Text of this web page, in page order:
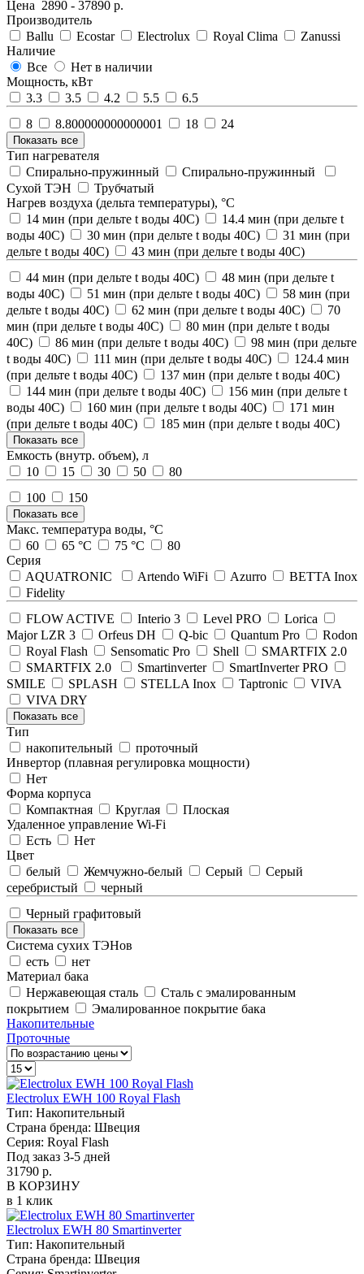
Цена 2890 - 37890 р.
Производитель
Ballu
Ecostar Electrolux Royal Clima
Zanussi
Наличие
Все
Нет в наличии
Мощность, кВт
3.3
3.5 4.2 5.5
6.5
8
8.800000000000001 18 24
Показать все
Тип нагревателя
Спирально-пружинный
Спирально-пружинный
Сухой ТЭН
Трубчатый
Нагрев воздуха (дельта температуры), °С
14 мин (при дельте t воды 40С)
14.4 мин (при дельте t
воды 40С)
30 мин (при дельте t воды 40С)
31 мин (при
дельте t воды 40С)
43 мин (при дельте t воды 40С)
44 мин (при дельте t воды 40С)
48 мин (при дельте t
воды 40С)
51 мин (при дельте t воды 40С)
58 мин (при
дельте t воды 40С)
62 мин (при дельте t воды 40С)
70
мин (при дельте t воды 40С)
80 мин (при дельте t воды
40С)
86 мин (при дельте t воды 40С)
98 мин (при дельте
t воды 40С)
111 мин (при дельте t воды 40С)
124.4 мин
(при дельте t воды 40С)
137 мин (при дельте t воды 40С)
144 мин (при дельте t воды 40С)
156 мин (при дельте t
воды 40С)
160 мин (при дельте t воды 40С)
171 мин
(при дельте t воды 40С)
185 мин (при дельте t воды 40С)
Показать все
Емкость (внутр. объем), л
10
15 30 50
80
100
150
Показать все
Макс. температура воды, °С
60
65 °С 75 °С
80
Серия
AQUATRONIC
Artendo WiFi Azurro
BETTA Inox
Fidelity
FLOW ACTIVE
Interio 3 Level PRO
Lorica
Major LZR 3
Orfeus DH Q-bic Quantum Pro
Rodon
Royal Flash
Sensomatic Pro Shell
SMARTFIX 2.0
SMARTFIX 2.0
Smartinverter
SmartInverter PRO
SMILE
SPLASH STELLA Inox Taptronic
VIVA
VIVA DRY
Показать все
Тип
накопительный
проточный
Инвертор (плавная регулировка мощности)
Нет
Форма корпуса
Компактная
Круглая
Плоская
Удаленное управление Wi-Fi
Есть
Нет
Цвет
белый
Жемчужно-белый Серый
Серый
серебристый
черный
Черный графитовый
Показать все
Система сухих ТЭНов
есть
нет
Материал бака
Нержавеющая сталь
Сталь с эмалированным
покрытием
Эмалированное покрытие бака
Накопительные
Проточные
Electrolux EWH 100 Royal Flash
Тип: Накопительный
Страна бренда: Швеция
Серия: Royal Flash
Под заказ 3-5 дней
31790 р.
В КОРЗИНУ
в 1 клик
Electrolux EWH 80 Smartinverter
Тип: Накопительный
Страна бренда: Швеция